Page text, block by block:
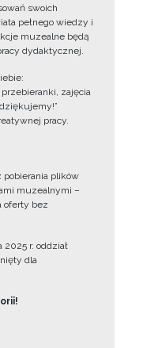
swoich
pełnego wiedzy i
muzealne będą
dydaktycznej.
zajęcia
pracy.
pobierania plików
muzealnymi –
oferty bez
r. oddział
dla